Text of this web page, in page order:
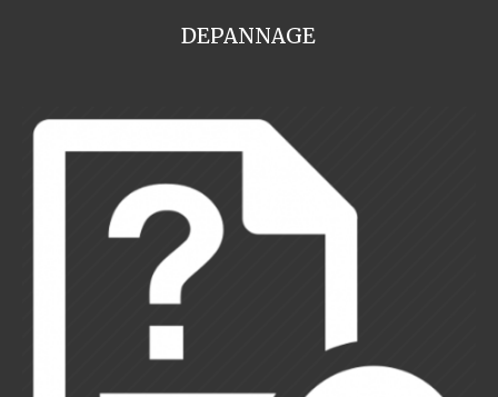
DEPANNAGE